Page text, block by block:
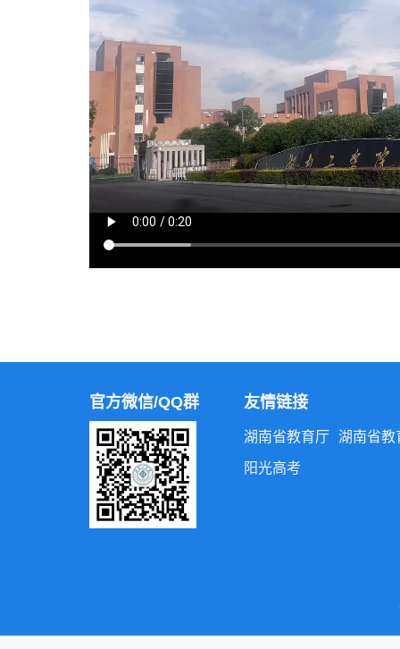
官方微信/QQ群 友情链接
湖南省教育厅 湖南省教
阳光高考